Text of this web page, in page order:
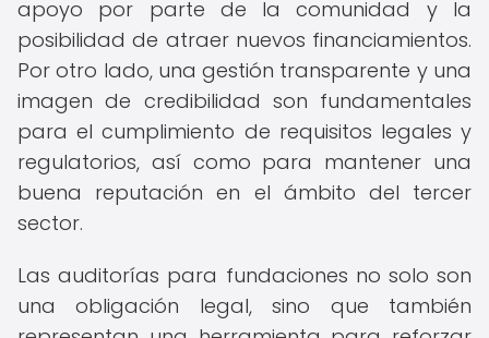
apoyo por parte de la comunidad y la
posibilidad de atraer nuevos financiamientos.
Por otro lado, una gestión transparente y una
imagen de credibilidad son fundamentales
para el cumplimiento de requisitos legales y
regulatorios, así como para mantener una
buena reputación en el ámbito del tercer
sector.
Las auditorías para fundaciones no solo son
una obligación legal, sino que también